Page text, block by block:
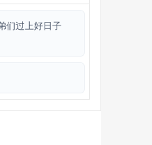
们过上好日子